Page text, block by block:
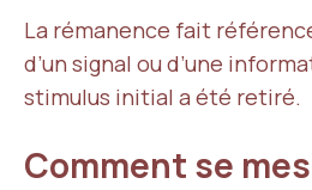
La rémanence fait
d’un signal ou d’une
stimulus initial a été retiré.
Comment se